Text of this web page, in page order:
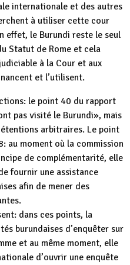
internationale et des autres
à utiliser cette cour
effet, le Burundi reste le seul
Statut de Rome et cela
à la Cour et aux
et l’utilisent.
le point 40 du rapport
pas visité le Burundi», mais
arbitraires. Le point
au moment où la commission
de complémentarité, elle
fournir une assistance
afin de mener des
dans ces points, la
burundaises d’enquêter sur
et au même moment, elle
d’ouvrir une enquête